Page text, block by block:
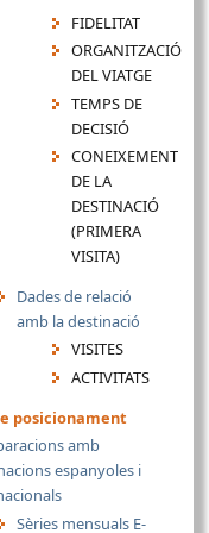
FIDELITAT
ORGANITZACIÓ
DEL VIATGE
TEMPS DE
DECISIÓ
CONEIXEMENT
DE LA
DESTINACIÓ
(PRIMERA
VISITA)
Dades de relació
amb la destinació
VISITES
ACTIVITATS
posicionament
amb
espanyoles i
Sèries mensuals E-